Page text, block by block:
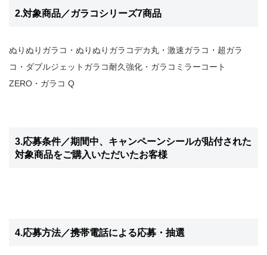
2.対象商品／ガラコシリーズ7商品
ぬりぬりガラコ・ぬりぬりガラコデカ丸・激速ガラコ・超ガラ
コ・ダブルジェットガラコ耐久強化・ガラコミラーコート
ZERO・ガラコ Q
3.応募条件／期間中、キャンペーンシールが貼付された
対象商品をご購入いただいたお客様
4.応募方法／携帯電話による応募・抽選